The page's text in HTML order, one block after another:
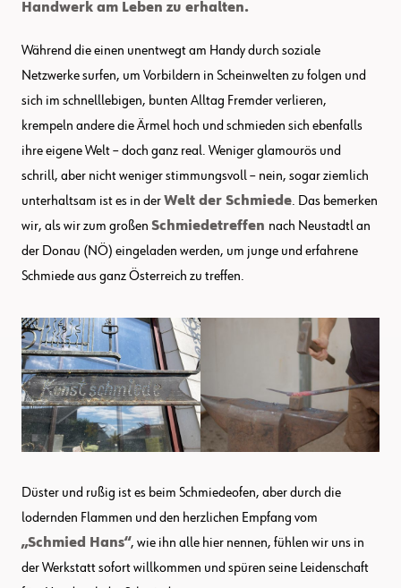
Handwerk am Leben zu erhalten.
Während die einen unentwegt am Handy durch soziale
Netzwerke surfen, um Vorbildern in Scheinwelten zu folgen und
sich im schnelllebigen, bunten Alltag Fremder verlieren,
krempeln andere die Ärmel hoch und schmieden sich ebenfalls
ihre eigene Welt – doch ganz real. Weniger glamourös und
schrill, aber nicht weniger stimmungsvoll – nein, sogar ziemlich
unterhaltsam ist es in derWelt der Schmiede. Das bemerken
wir, als wir zum großen Schmiedetreffen nach Neustadtl an
der Donau (NÖ) eingeladen werden, um junge und erfahrene
Schmiede aus ganz Österreich zu treffen.
Düster und rußig ist es beim Schmiedeofen, aber durch die
lodernden Flammen und den herzlichen Empfang vom
„Schmied Hans“, wie ihn alle hier nennen, fühlen wir uns in
der Werkstatt sofort willkommen und spüren seine Leidenschaft